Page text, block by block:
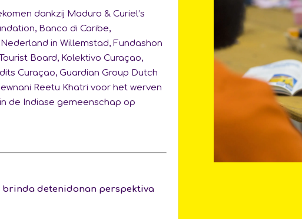
dankzij Maduro & Curiel’s
Banco di Caribe,
in Willemstad, Fundashon
Board, Kolektivo Curaçao,
Curaçao, Guardian Group Dutch
Reetu Khatri voor het werven
de Indiase gemeenschap op
brinda detenidonan perspektiva